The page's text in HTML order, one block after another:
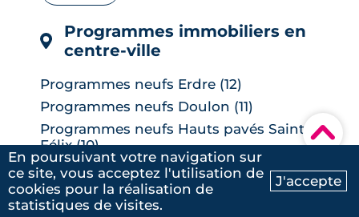
Ma recherche Contactez-nous
▾
Julien| le 23 Janvier 2025
Programmes neufs Les Herbiers (4)
Programmes neufs Orvault (4)
Programmes neufs Saint-Sébastien-
Programmes neufs Vertou (4)
Programmes neufs Carquefou (3)
Programmes neufs Les Ponts-de-Cé (3)
Programmes neufs Rezé (3)
Programmes neufs Basse-Goulaine (2)
Programmes neufs Bouguenais (2)
Programmes immobiliers en
centre-ville
Programmes neufs Erdre (12)
Programmes neufs Doulon (11)
Programmes neufs Hauts pavés Saint-
Félix (10)
Programmes neufs Saint-Donatien (6)
Programmes neufs Zola (6)
Programmes neufs Île Beaulieu (6)
Voir
En poursuivant votre navigation sur
ce site, vous acceptez l'utilisation de
cookies pour la réalisation de
statistiques de visites.
J'accepte